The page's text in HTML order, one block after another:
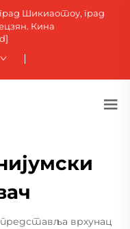
Шикиаотоу, град
Кина
врхунац